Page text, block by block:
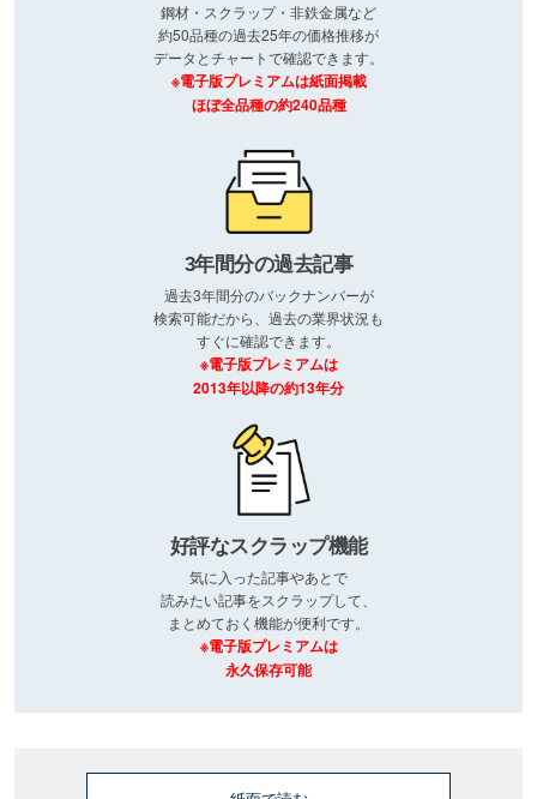
鋼材・スクラップ・非鉄金属など
約50品種の過去25年の価格推移が
データとチャートで確認できます。
※電子版プレミアムは紙面掲載
ほぼ全品種の約240品種
3年間分の過去記事
過去3年間分のバックナンバーが
検索可能だから、過去の業界状況も
すぐに確認できます。
※電子版プレミアムは
2013年以降の約13年分
好評なスクラップ機能
気に入った記事やあとで
読みたい記事をスクラップして、
まとめておく機能が便利です。
※電子版プレミアムは
永久保存可能